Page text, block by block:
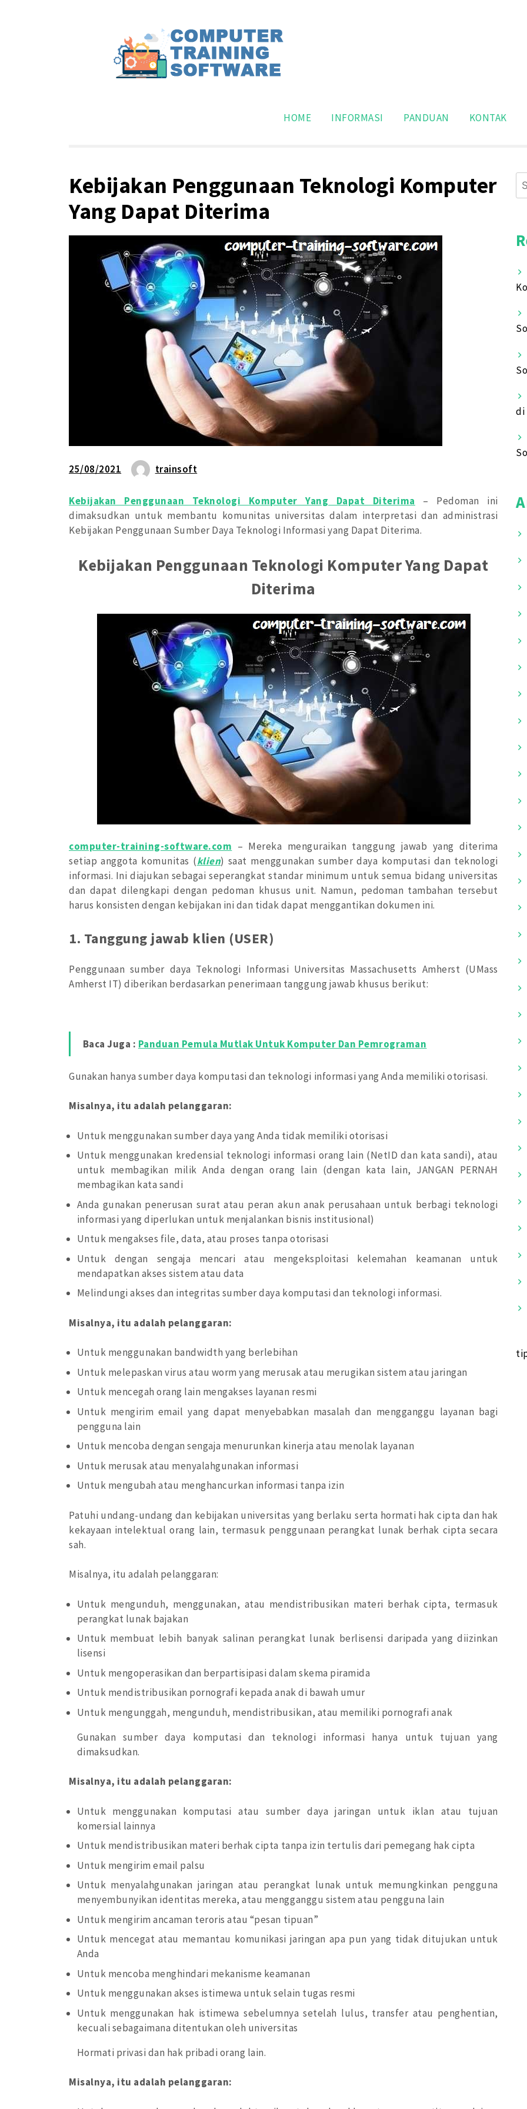
for:
HOME INFORMASI PANDUAN KONTAK
Kebijakan Penggunaan Teknologi Komputer
Yang Dapat Diterima
25/08/2021 trainsoft
Kebijakan Penggunaan Teknologi Komputer Yang Dapat Diterima – Pedoman ini
dimaksudkan untuk membantu komunitas universitas dalam interpretasi dan administrasi
Kebijakan Penggunaan Sumber Daya Teknologi Informasi yang Dapat Diterima.
Kebijakan Penggunaan Teknologi Komputer Yang Dapat
Diterima
computer-training-software.com – Mereka menguraikan tanggung jawab yang diterima
setiap anggota komunitas (klien) saat menggunakan sumber daya komputasi dan teknologi
informasi. Ini diajukan sebagai seperangkat standar minimum untuk semua bidang universitas
dan dapat dilengkapi dengan pedoman khusus unit. Namun, pedoman tambahan tersebut
harus konsisten dengan kebijakan ini dan tidak dapat menggantikan dokumen ini.
1. Tanggung jawab klien (USER)
Penggunaan sumber daya Teknologi Informasi Universitas Massachusetts Amherst (UMass
Amherst IT) diberikan berdasarkan penerimaan tanggung jawab khusus berikut:
Baca Juga : Panduan Pemula Mutlak Untuk Komputer Dan Pemrograman
Gunakan hanya sumber daya komputasi dan teknologi informasi yang Anda memiliki otorisasi.
Misalnya, itu adalah pelanggaran:
Untuk menggunakan sumber daya yang Anda tidak memiliki otorisasi
Untuk menggunakan kredensial teknologi informasi orang lain (NetID dan kata sandi), atau
untuk membagikan milik Anda dengan orang lain (dengan kata lain, JANGAN PERNAH
membagikan kata sandi
Anda gunakan penerusan surat atau peran akun anak perusahaan untuk berbagi teknologi
informasi yang diperlukan untuk menjalankan bisnis institusional)
Untuk mengakses file, data, atau proses tanpa otorisasi
Untuk dengan sengaja mencari atau mengeksploitasi kelemahan keamanan untuk
mendapatkan akses sistem atau data
Melindungi akses dan integritas sumber daya komputasi dan teknologi informasi.
Misalnya, itu adalah pelanggaran:
Untuk menggunakan bandwidth yang berlebihan
Untuk melepaskan virus atau worm yang merusak atau merugikan sistem atau jaringan
Untuk mencegah orang lain mengakses layanan resmi
Untuk mengirim email yang dapat menyebabkan masalah dan mengganggu layanan bagi
pengguna lain
Untuk mencoba dengan sengaja menurunkan kinerja atau menolak layanan
Untuk merusak atau menyalahgunakan informasi
Untuk mengubah atau menghancurkan informasi tanpa izin
Patuhi undang-undang dan kebijakan universitas yang berlaku serta hormati hak cipta dan hak
kekayaan intelektual orang lain, termasuk penggunaan perangkat lunak berhak cipta secara
sah.
Misalnya, itu adalah pelanggaran:
Untuk mengunduh, menggunakan, atau mendistribusikan materi berhak cipta, termasuk
perangkat lunak bajakan
Untuk membuat lebih banyak salinan perangkat lunak berlisensi daripada yang diizinkan
lisensi
Untuk mengoperasikan dan berpartisipasi dalam skema piramida
Untuk mendistribusikan pornografi kepada anak di bawah umur
Untuk mengunggah, mengunduh, mendistribusikan, atau memiliki pornografi anak
Gunakan sumber daya komputasi dan teknologi informasi hanya untuk tujuan yang
dimaksudkan.
Misalnya, itu adalah pelanggaran:
Untuk menggunakan komputasi atau sumber daya jaringan untuk iklan atau tujuan
komersial lainnya
Untuk mendistribusikan materi berhak cipta tanpa izin tertulis dari pemegang hak cipta
Untuk mengirim email palsu
Untuk menyalahgunakan jaringan atau perangkat lunak untuk memungkinkan pengguna
menyembunyikan identitas mereka, atau mengganggu sistem atau pengguna lain
Untuk mengirim ancaman teroris atau “pesan tipuan”
Untuk mencegat atau memantau komunikasi jaringan apa pun yang tidak ditujukan untuk
Anda
Untuk mencoba menghindari mekanisme keamanan
Untuk menggunakan akses istimewa untuk selain tugas resmi
Untuk menggunakan hak istimewa sebelumnya setelah lulus, transfer atau penghentian,
kecuali sebagaimana ditentukan oleh universitas
Hormati privasi dan hak pribadi orang lain.
Misalnya, itu adalah pelanggaran:
for:
di